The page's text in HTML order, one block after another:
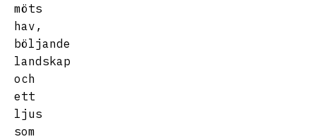
möts
hav,
böljande
landskap
och
ett
ljus
som